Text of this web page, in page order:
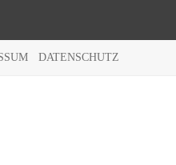
DATENSCHUTZ